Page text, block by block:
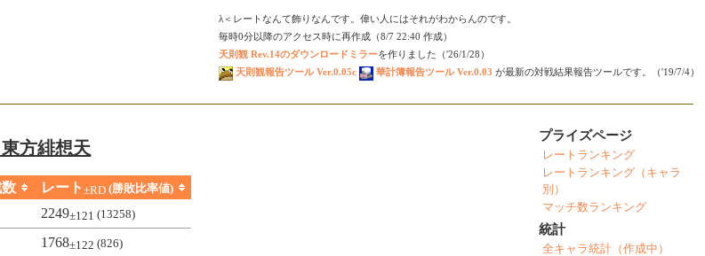
λ＜レートなんて飾りなんです。偉い人にはそれがわからんのです。
毎時0分以降のアクセス時に再作成（8/7 22:40 作成）
天則観 Rev.14のダウンロードミラーを作りました（'26/1/28）
天則観報告ツール Ver.0.05c
華計簿報告ツール Ver.0.03 が最新の対戦結果報告ツールです。（'19/7/4）
方緋想天
レート±RD (勝敗比率値)
2249±121 (13258)
1768±122 (826)
プライズページ
レートランキング
レートランキング（キャラ
別）
マッチ数ランキング
統計
全キャラ統計（作成中）